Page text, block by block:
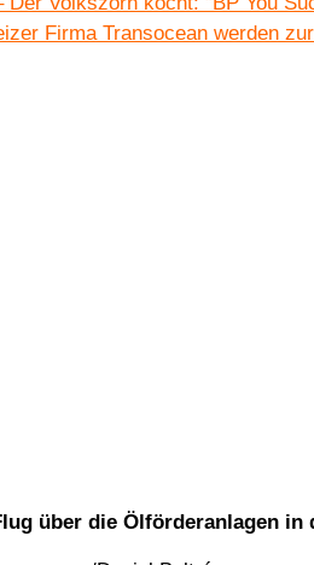
Firma Transocean werden
über die Ölförderanlagen in